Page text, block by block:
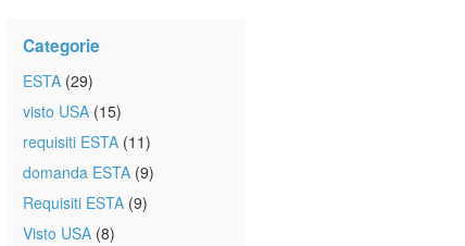
Categorie
ESTA (29)
visto USA (15)
requisiti ESTA (11)
domanda ESTA (9)
Requisiti ESTA (9)
Visto USA (8)